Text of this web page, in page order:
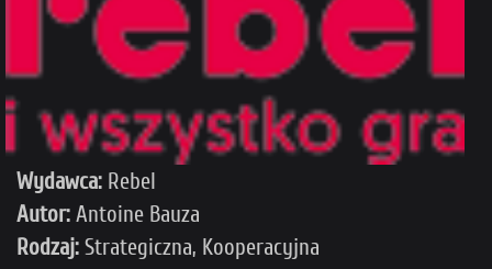
Wydawca: Rebel
Autor: Antoine Bauza
Rodzaj: Strategiczna, Kooperacyjna